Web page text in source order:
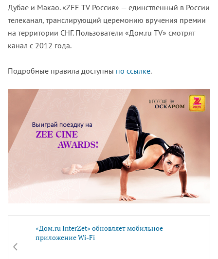
Дубае и Макао. «ZEE TV Россия» — единственный в России
телеканал, транслирующий церемонию вручения премии
на территории СНГ. Пользователи «Дом.ru TV» смотрят
канал с 2012 года.
Подробные правила доступны по ссылке.
«Дом.ru InterZet» обновляет мобильное
приложение Wi-Fi